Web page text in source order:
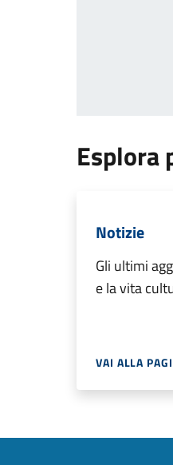
Esplora
Notizie
Gli ultimi
e la vita
VAI ALLA